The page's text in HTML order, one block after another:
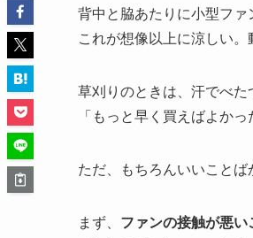
背中と脇あたりに小型ファ
これが想像以上に涼しい。
草刈りのときは、汗でべた
「もっと早く買えばよか
ただ、もちろんいいことば
まず、 ファンの接触が悪い